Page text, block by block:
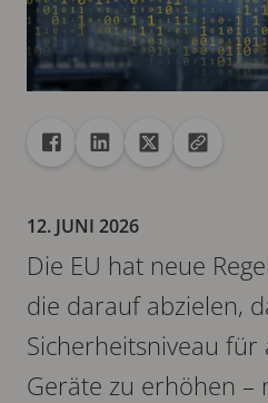
Freigabe
Teilen auf Facebook
Teilen auf Linkedin
Teilen auf XURL in die
12. JUNI 2026
Die EU hat neue
die darauf abzielen,
Sicherheitsniveau für
Geräte zu erhöhen –